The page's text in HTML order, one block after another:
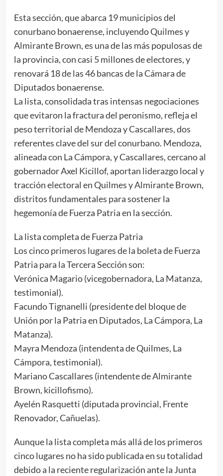
Esta sección, que abarca 19 municipios del
conurbano bonaerense, incluyendo Quilmes y
Almirante Brown, es una de las más populosas de
la provincia, con casi 5 millones de electores, y
renovará 18 de las 46 bancas de la Cámara de
Diputados bonaerense.
La lista, consolidada tras intensas negociaciones
que evitaron la fractura del peronismo, refleja el
peso territorial de Mendoza y Cascallares, dos
referentes clave del sur del conurbano. Mendoza,
alineada con La Cámpora, y Cascallares, cercano al
gobernador Axel Kicillof, aportan liderazgo local y
tracción electoral en Quilmes y Almirante Brown,
distritos fundamentales para sostener la
hegemonía de Fuerza Patria en la sección.
La lista completa de Fuerza Patria
Los cinco primeros lugares de la boleta de Fuerza
Patria para la Tercera Sección son:
Verónica Magario (vicegobernadora, La Matanza,
testimonial).
Facundo Tignanelli (presidente del bloque de
Unión por la Patria en Diputados, La Cámpora, La
Matanza).
Mayra Mendoza (intendenta de Quilmes, La
Cámpora, testimonial).
Mariano Cascallares (intendente de Almirante
Brown, kicillofismo).
Ayelén Rasquetti (diputada provincial, Frente
Renovador, Cañuelas).
Aunque la lista completa más allá de los primeros
cinco lugares no ha sido publicada en su totalidad
debido a la reciente regularización ante la Junta